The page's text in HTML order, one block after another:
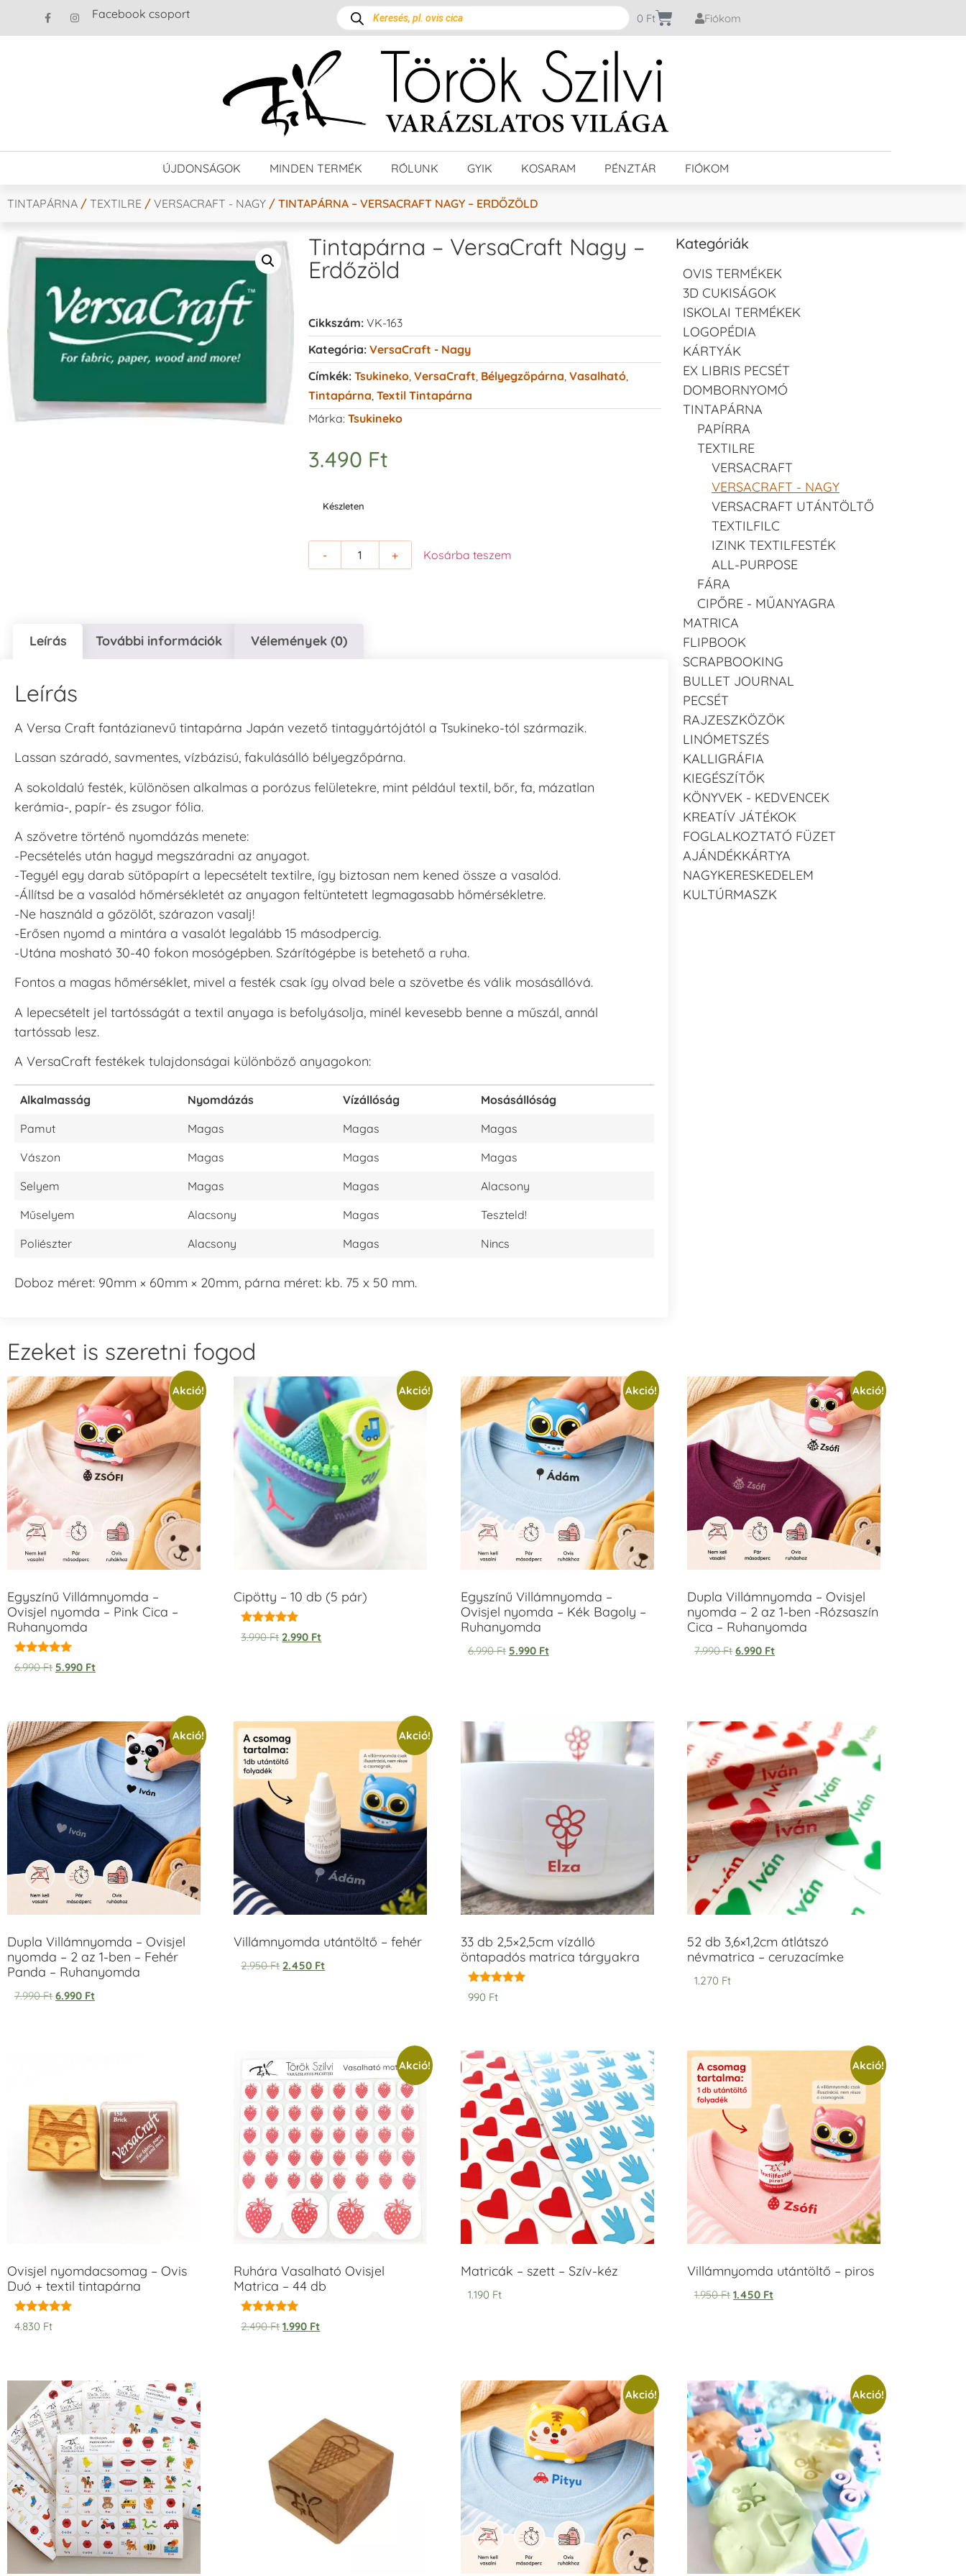
Facebook csoport 0 Ft Fiókom
ÚJDONSÁGOK MINDEN TERMÉK RÓLUNK GYIK KOSARAM PÉNZTÁR FIÓKOM
TINTAPÁRNA / TEXTILRE / VERSACRAFT - NAGY / TINTAPÁRNA – VERSACRAFT NAGY – ERDŐZÖLD
Tintapárna – VersaCraft Nagy –
Erdőzöld
Cikkszám: VK-163
Kategória: VersaCraft - Nagy
Címkék: Tsukineko, VersaCraft Bélyegzőpárna Vasalható,
Tintapárna Textil Tintapárna
Márka: Tsukineko
3.490 Ft
Készleten
- + Kosárba teszem
Leírás További információk Vélemények (0)
Leírás
A Versa Craft fantázianevű tintapárna Japán vezető tintagyártójától a Tsukineko-tól származik.
Lassan száradó, savmentes, vízbázisú, fakulásálló bélyegzőpárna.
A sokoldalú festék, különösen alkalmas a porózus felületekre, mint például textil, bőr, fa, mázatlan
kerámia-, papír- és zsugor fólia.
A szövetre történő nyomdázás menete:
-Pecsételés után hagyd megszáradni az anyagot.
-Tegyél egy darab sütőpapírt a lepecsételt textilre, így biztosan nem kened össze a vasalód.
-Állítsd be a vasalód hőmérsékletét az anyagon feltüntetett legmagasabb hőmérsékletre.
-Ne használd a gőzölőt, szárazon vasalj!
-Erősen nyomd a mintára a vasalót legalább 15 másodpercig.
-Utána mosható 30-40 fokon mosógépben. Szárítógépbe is betehető a ruha.
Fontos a magas hőmérséklet, mivel a festék csak így olvad bele a szövetbe és válik mosásállóvá.
A lepecsételt jel tartósságát a textil anyaga is befolyásolja, minél kevesebb benne a műszál, annál
tartóssab lesz.
A VersaCraft festékek tulajdonságai különböző anyagokon:
Alkalmasság Nyomdázás Vízállóság
Mosásállóság
Pamut
Magas Magas
Magas
Vászon
Magas Magas
Magas
Selyem
Magas Magas
Alacsony
Műselyem
Alacsony Magas
Teszteld!
Poliészter
Alacsony Magas Nincs
Doboz méret: 90mm × 60mm × 20mm, párna méret: kb. 75 x 50 mm.
Kategóriák
OVIS TERMÉKEK
3D CUKISÁGOK
ISKOLAI TERMÉKEK
LOGOPÉDIA
KÁRTYÁK
EX LIBRIS PECSÉT
DOMBORNYOMÓ
TINTAPÁRNA
PAPÍRRA
TEXTILRE
VERSACRAFT
VERSACRAFT - NAGY
VERSACRAFT UTÁNTÖLTŐ
TEXTILFILC
IZINK TEXTILFESTÉK
ALL-PURPOSE
FÁRA
CIPŐRE - MŰANYAGRA
MATRICA
FLIPBOOK
SCRAPBOOKING
BULLET JOURNAL
PECSÉT
RAJZESZKÖZÖK
LINÓMETSZÉS
KALLIGRÁFIA
KIEGÉSZÍTŐK
KÖNYVEK - KEDVENCEK
KREATÍV JÁTÉKOK
FOGLALKOZTATÓ FÜZET
AJÁNDÉKKÁRTYA
NAGYKERESKEDELEM
KULTÚRMASZK
Ezeket is szeretni fogod
Akció!
Egyszínű Villámnyomda –
Ovisjel nyomda – Pink Cica –
Ruhanyomda
Értékelés:
5.00
6.990Ft 5.990 Ft
Akció!
Cipötty – 10 db (5 pár)
Értékelés:
5.00
3.990Ft 2.990 Ft
Akció!
Egyszínű Villámnyomda –
Ovisjel nyomda – Kék Bagoly –
Ruhanyomda
6.990Ft 5.990 Ft
Akció!
Dupla Villámnyomda – Ovisjel
nyomda – 2 az 1-ben -Rózsaszín
Cica – Ruhanyomda
7.990Ft 6.990 Ft
Akció!
Dupla Villámnyomda – Ovisjel
nyomda – 2 az 1-ben – Fehér
Panda – Ruhanyomda
7.990Ft 6.990 Ft
Akció!
Villámnyomda utántöltő – fehér
2.950Ft 2.450 Ft
33 db 2,5×2,5cm vízálló
öntapadós matrica tárgyakra
Értékelés:
5.00
990 Ft
52 db 3,6×1,2cm átlátszó
névmatrica – ceruzacímke
1.270 Ft
Ovisjel nyomdacsomag – Ovis
Duó + textil tintapárna
Értékelés:
5.00
4.830 Ft
Akció!
Ruhára Vasalható Ovisjel
Matrica – 44 db
Értékelés:
5.00
2.490Ft 1.990 Ft
Matricák – szett – Szív-kéz
1.190 Ft
Akció!
Villámnyomda utántöltő – piros
1.950Ft 1.450 Ft
Akció! Akció!